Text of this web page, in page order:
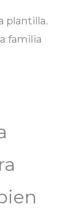
plantilla.
familia